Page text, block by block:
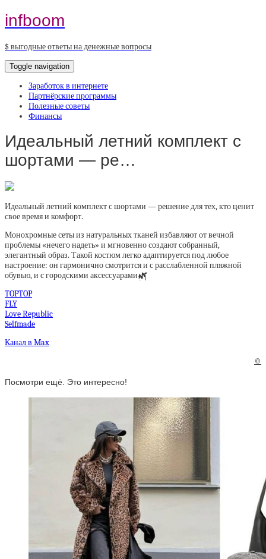
infboom
$ выгодные ответы на денежные вопросы
Toggle navigation
Заработок в интернете
Партнёрские программы
Полезные советы
Финансы
Идеальный летний комплект с
шортами — ре…
Идеальный летний комплект с шортами — решение для тех, кто ценит
свое время и комфорт.
Монохромные сеты из натуральных тканей избавляют от вечной
проблемы «нечего надеть» и мгновенно создают собранный,
элегантный образ. Такой костюм легко адаптируется под любое
настроение: он гармонично смотрится и с расслабленной пляжной
обувью, и с городскими аксессуарами🌿
TOPTOP
FLY
Love Republic
Selfmade
Канал в Max
©
Посмотри ещё. Это интересно!